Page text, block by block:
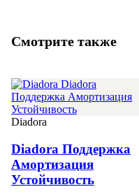
Смотрите также
Diadora
Diadora Поддержка
Амортизация
Устойчивость